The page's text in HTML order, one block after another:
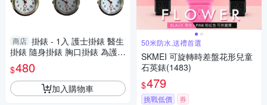
商店 掛錶 - 1入 護士掛錶 醫生
掛錶 隨身掛錶 胸口掛錶 為護理
師與醫生設計 佩戴方便 護士錶
[ZHCN2004]
$480
加入購物車
50米防水,送禮首選
SKMEI 可旋轉時差盤花形兒童
石英錶(1483)
$479
挑戰低價 券